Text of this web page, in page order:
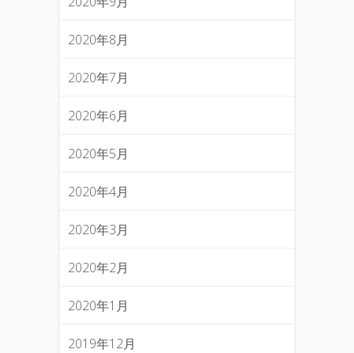
2020年8月
2020年7月
2020年6月
2020年5月
2020年4月
2020年3月
2020年2月
2020年1月
2019年12月